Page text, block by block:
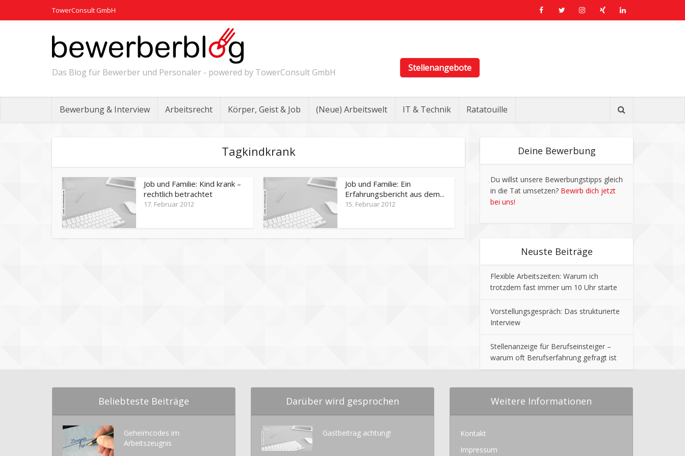
TowerConsult GmbH
Das Blog für Bewerber und Personaler - powered by TowerConsult GmbH
Bewerbung & Interview Arbeitsrecht Körper, Geist & Job (Neue) Arbeitswelt IT & Technik Ratatouille
Stellenangebote
Tagkindkrank
Job und Familie: Kind krank –
rechtlich betrachtet
17. Februar 2012
Job und Familie: Ein
Erfahrungsbericht aus dem...
15. Februar 2012
Deine Bewerbung
Du willst unsere Bewerbungstipps gleich
in die Tat umsetzen? Bewirb dich jetzt
bei uns!
Neuste Beiträge
Flexible Arbeitszeiten: Warum ich
trotzdem fast immer um 10 Uhr starte
Vorstellungsgespräch: Das strukturierte
Interview
Stellenanzeige für Berufseinsteiger –
warum oft Berufserfahrung gefragt ist
Beliebteste Beiträge
Geheimcodes im
Arbeitszeugnis
Darüber wird gesprochen
Gastbeitrag achtung!
Weitere Informationen
Kontakt
Impressum